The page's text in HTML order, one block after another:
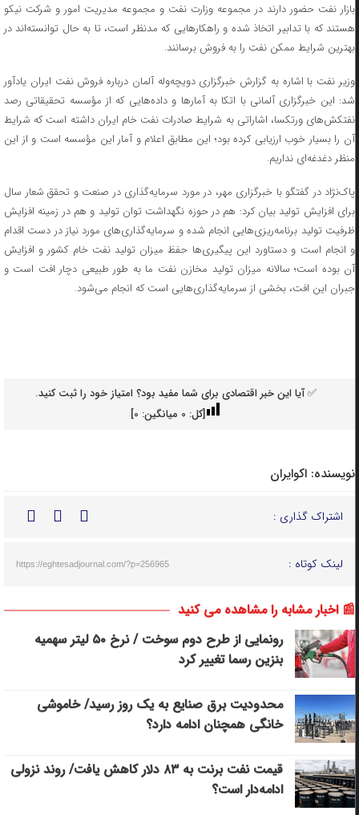
بازار نفت حضور دارند در مجموعه وزارت نفت و مجموعه مدیریت امور و شرکت نیکو
هستند که با تدابیر اتخاذ شده و راهکارهایی که مدنظر است، تا به حال توانسته‌اند در
بهترین شرایط ممکن نفت را به فروش برسانند.
وزیر نفت با اشاره به گزارش خبرگزاری دویچه‌وله آلمان درباره فروش نفت ایران یادآور
شد: این خبرگزاری آلمانی با اتکا به آمارها و داده‌هایی که از مؤسسه تحقیقاتی رصد
نفتکش‌های ورتکسا، اشاراتی به شرایط صادرات نفت خام ایران داشته است که شرایط
آن را بسیار خوب ارزیابی کرده بود؛ این مطابق اعلام و آمار این مؤسسه است و از این
منظر دغدغه‌ای نداریم.
پاک‌نژاد در گفتگو با خبرگزاری مهر، در مورد سرمایه‌گذاری در صنعت و تحقق شعار سال
برای افزایش تولید بیان کرد: هم در حوزه نگهداشت توان تولید و هم در زمینه افزایش
ظرفیت تولید برنامه‌ریزی‌هایی انجام شده و سرمایه‌گذاری‌های مورد نیاز در دست اقدام
و انجام است و دستاورد این پیگیری‌ها حفظ میزان تولید نفت خام کشور و افزایش
آن بوده است؛ سالانه میزان تولید مخازن نفت ما به طور طبیعی دچار افت است و
جبران این افت، بخشی از سرمایه‌گذاری‌هایی است که انجام می‌شود.
✅ آیا این خبر اقتصادی برای شما مفید بود؟ امتیاز خود را ثبت کنید.
[کل: 0میانگین: 0
]
نویسنده: اکوایران
اشتراک گذاری :
لینک کوتاه : https://eghtesadjournal.com/?p=256965
📰 اخبار مشابه را مشاهده می کنید
رونمایی از طرح دوم سوخت / نرخ ۵۰ لیتر سهمیه
بنزین رسما تغییر کرد
محدودیت برق صنایع به یک روز رسید/ خاموشی
خانگی همچنان ادامه دارد؟
قیمت نفت برنت به ۸۳ دلار کاهش یافت/ روند نزولی
ادامه‌دار است؟